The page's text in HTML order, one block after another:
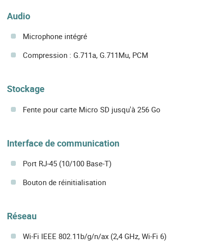
Audio
Microphone intégré
Compression : G.711a, G.711Mu, PCM
Stockage
Fente pour carte Micro SD jusqu'à 256 Go
Interface de communication
Port RJ-45 (10/100 Base-T)
Bouton de réinitialisation
Réseau
Wi-Fi IEEE 802.11b/g/n/ax (2,4 GHz, Wi-Fi 6)